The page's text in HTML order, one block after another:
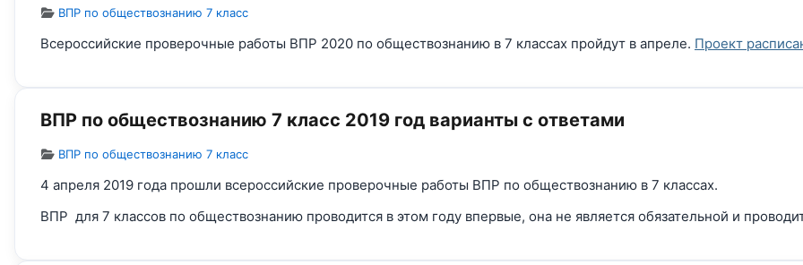
Информация о материале
ВПР по обществознанию 7 класс
Всероссийские проверочные работы ВПР 2020 по обществознанию в 7 классах пройдут в апреле. Проект
ВПР по обществознанию 7 класс 2019 год варианты с ответами
Информация о материале
ВПР по обществознанию 7 класс
4 апреля 2019 года прошли всероссийские проверочные работы ВПР по обществознанию в 7 классах.
ВПР для 7 классов по обществознанию проводится в этом году впервые, она не является обязательной и